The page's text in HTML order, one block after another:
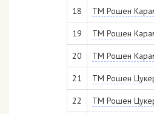
18 ТМ Рошен
19 ТМ Рошен
20 ТМ Рошен
21 ТМ Рошен
22 ТМ Рошен